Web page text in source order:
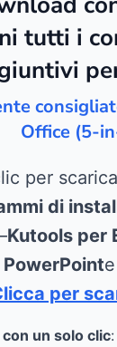
tutti i
Office (5-
per
di
Kutools per
e
per
un solo clic